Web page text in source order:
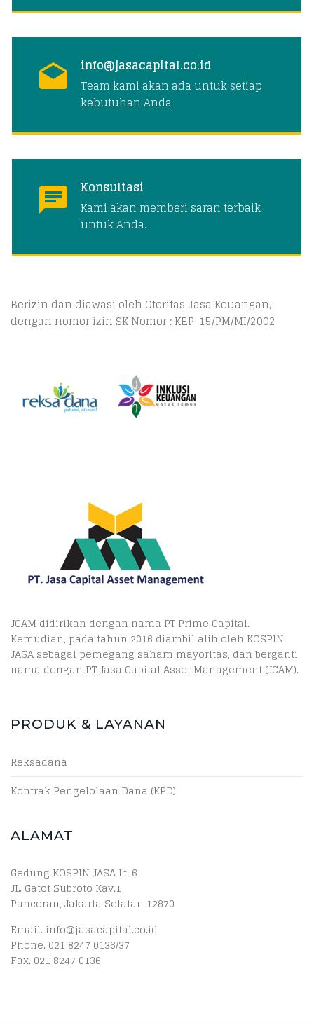
info@jasacapital.co.id
Team kami akan ada untuk setiap
kebutuhan Anda
Konsultasi
Kami akan memberi saran terbaik
untuk Anda.
Berizin dan diawasi oleh Otoritas Jasa Keuangan,
dengan nomor izin SK Nomor : KEP-15/PM/MI/2002
JCAM didirikan dengan nama PT Prime Capital.
Kemudian, pada tahun 2016 diambil alih oleh KOSPIN
JASA sebagai pemegang saham mayoritas, dan berganti
nama dengan PT Jasa Capital Asset Management (JCAM).
PRODUK & LAYANAN
Reksadana
Kontrak Pengelolaan Dana (KPD)
ALAMAT
Gedung KOSPIN JASA Lt. 6
JL. Gatot Subroto Kav.1
Pancoran, Jakarta Selatan 12870
Email. info@jasacapital.co.id
Phone. 021 8247 0136/37
Fax. 021 8247 0136